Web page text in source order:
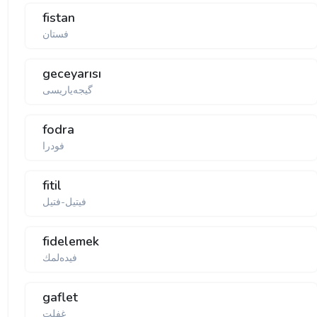
fistan
فستان
geceyarısı
گیجەیاریسی
fodra
فودرا
fitil
فیتیل-فتیل
fidelemek
فیده‌لمك
gaflet
غفلت